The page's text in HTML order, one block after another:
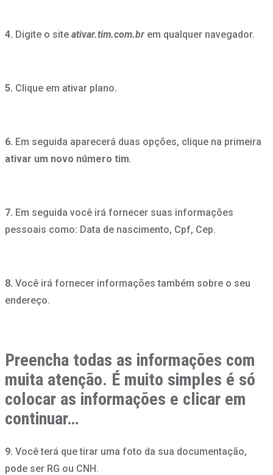
4. Digite o site ativar.tim.com.br em qualquer navegador.
5. Clique em ativar plano.
6. Em seguida aparecerá duas opções, clique na primeira
ativar um novo número tim.
7. Em seguida você irá fornecer suas informações
pessoais como: Data de nascimento, Cpf, Cep.
8. Você irá fornecer informações também sobre o seu
endereço.
Preencha todas as informações com
muita atenção. É muito simples é só
colocar as informações e clicar em
continuar…
9. Você terá que tirar uma foto da sua documentação,
pode ser RG ou CNH.